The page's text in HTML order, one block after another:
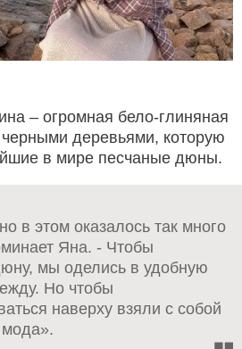
– огромная бело-глиняная
деревьями, которую
в мире песчаные дюны.
в этом оказалось так много
Яна. - Чтобы
мы оделись в удобную
Но чтобы
наверху взяли с собой
мода».